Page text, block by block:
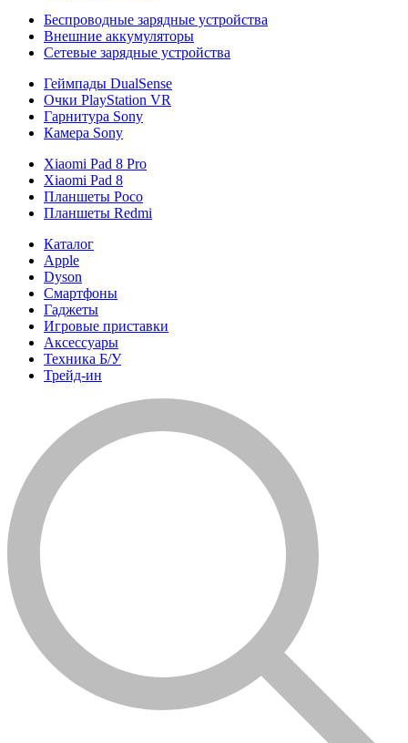
Беспроводные зарядные устройства
Внешние аккумуляторы
Сетевые зарядные устройства
Геймпады DualSense
Очки PlayStation VR
Гарнитура Sony
Камера Sony
Xiaomi Pad 8 Pro
Xiaomi Pad 8
Планшеты Poco
Планшеты Redmi
Каталог
Apple
Dyson
Смартфоны
Гаджеты
Игровые приставки
Аксессуары
Техника Б/У
Трейд-ин